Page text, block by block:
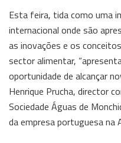
Esta feira, tida como uma
internacional onde são
as inovações e os
sector alimentar,
oportunidade de alcançar
Henrique Prucha, director
Sociedade Águas de
da empresa portuguesa na